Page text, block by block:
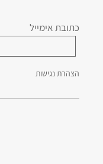
כתובת אימייל
הצהרת נגישות